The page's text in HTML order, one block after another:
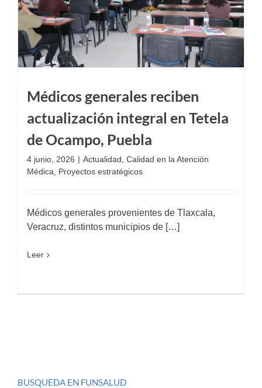
Médicos generales reciben
actualización integral en Tetela
de Ocampo, Puebla
4 junio, 2026 | Actualidad Calidad en la Atención
Médica
Proyectos estratégicos
Médicos generales provenientes de Tlaxcala,
Veracruz, distintos municipios de […]
Leer
BUSQUEDA EN FUNSALUD